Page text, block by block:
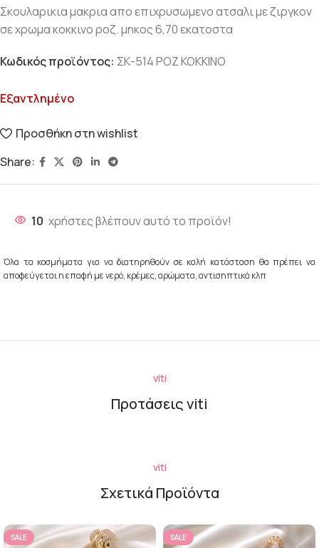
Σκουλαρικια μακρια απο επιχρυσωμενο ατσαλι με ζιργκον
σε χρωμα κοκκινο ροζ. μηκος 6,70 εκατοστα
Κωδικός προϊόντος: ΣΚ-514 ΡΟΖ ΚΟΚΚΙΝΟ
Εξαντλημένο
Προσθήκη στη wishlist
Share:
10 χρήστες βλέπουν αυτό το προϊόν!
Όλα τα κοσμήματα για να διατηρηθούν σε καλή κατάσταση θα πρέπει να
αποφεύγεται η επαφή με νερό, κρέμες, αρώματα, αντισηπτικά κλπ
viti
Προτάσεις viti
viti
Σχετικά Προϊόντα
SALE SALE